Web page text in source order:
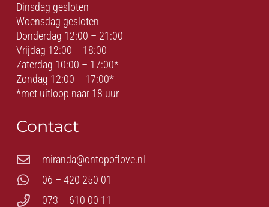
Dinsdag gesloten
Woensdag gesloten
Donderdag 12:00 – 21:00
Vrijdag 12:00 – 18:00
Zaterdag 10:00 – 17:00*
Zondag 12:00 – 17:00*
*met uitloop naar 18 uur
Contact
miranda@ontopoflove.nl
06 – 420 250 01
073 – 610 00 11